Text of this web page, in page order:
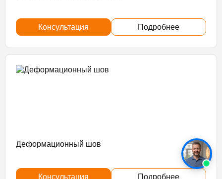
Консультация Подробнее
Деформационный шов
Консультация Подробнее